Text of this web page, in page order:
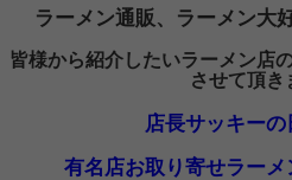
ラーメン通販、ラーメン大
皆様から紹介したいラーメン店
させて頂き
店長サッキー
有名店お取り寄せラー